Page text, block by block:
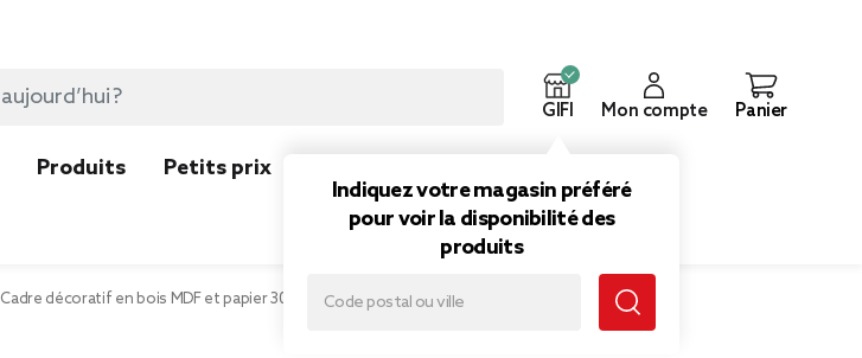
GIFI
Indiquez votre magasin préféré
pour voir la disponibilité des
produits
Mon compte Panier
Produits Petits prix
Cadre décoratif en bois MDF et papier 30x40cm (2 modèles)